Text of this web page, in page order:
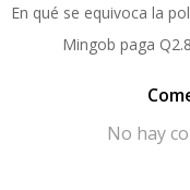
En qué se equivoca la
Mingob paga
No hay